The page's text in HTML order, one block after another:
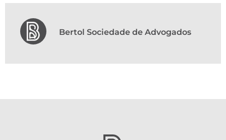
Bertol Sociedade de Advogados